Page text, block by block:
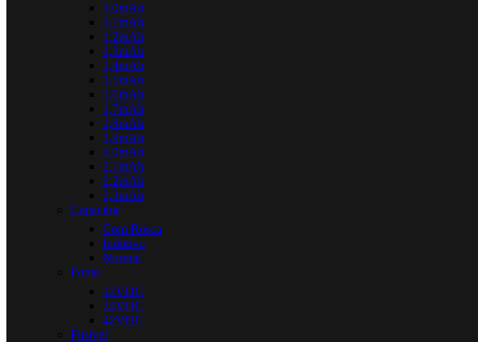
1,0mAh
1,1mAh
1,2mAh
1,3mAh
1,4mAh
1,5mAh
1,6mAh
1,7mAh
1,8mAh
1,9mAh
2,0mAh
2,1mAh
2,2mAh
2,3mAh
Capacitor
Com Rosca
Indutivo
Normal
Fonte
12VDC
24VDC
42VDC
Fusível